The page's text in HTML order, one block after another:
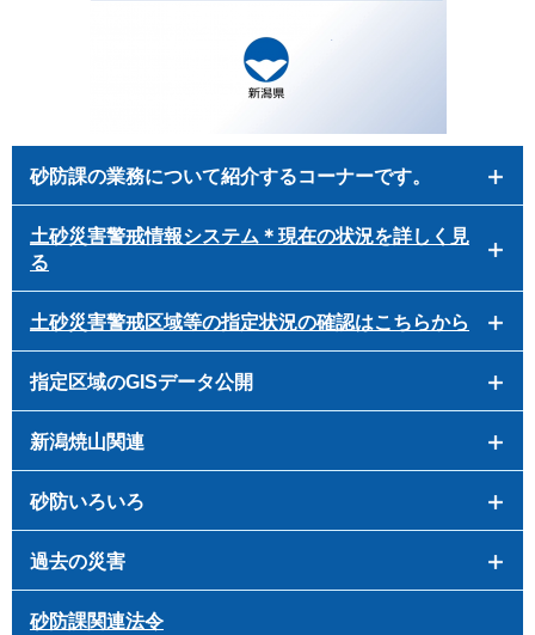
砂防課の業務について紹介するコーナーです。
土砂災害警戒情報システム＊現在の状況を詳しく見
る
土砂災害警戒区域等の指定状況の確認はこちらから
指定区域のGISデータ公開
新潟焼山関連
砂防いろいろ
過去の災害
砂防課関連法令